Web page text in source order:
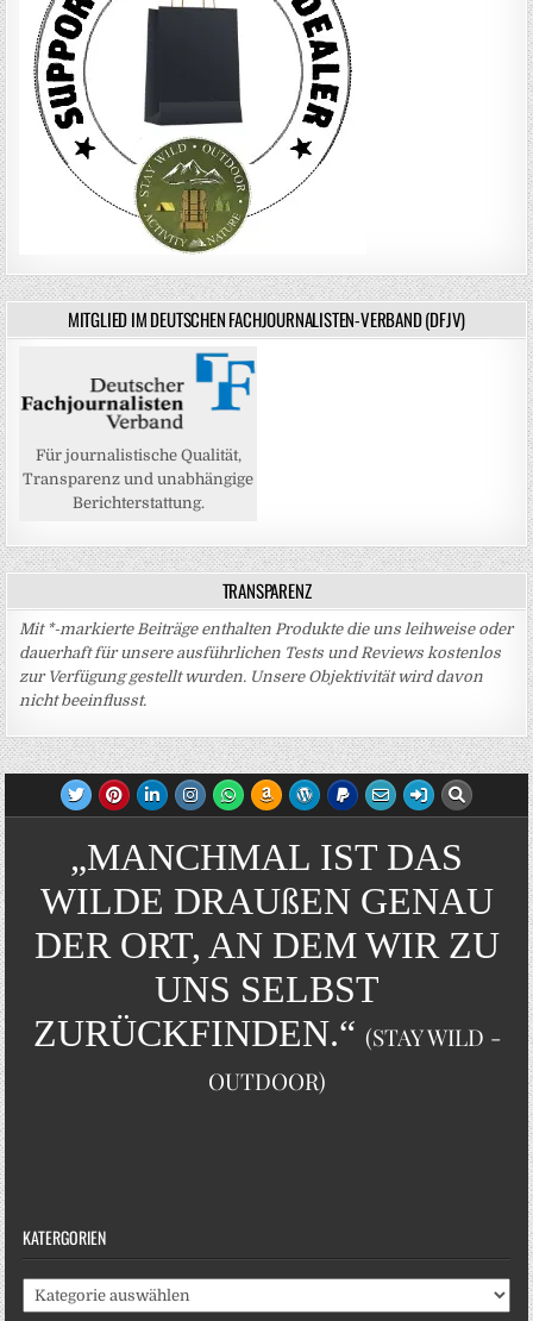
MITGLIED IM DEUTSCHEN FACHJOURNALISTEN-VERBAND (DFJV)
Für journalistische Qualität,
Transparenz und unabhängige
Berichterstattung.
TRANSPARENZ
Mit *-markierte Beiträge enthalten Produkte die uns leihweise oder
dauerhaft für unsere ausführlichen Tests und Reviews kostenlos
zur Verfügung gestellt wurden. Unsere Objektivität wird davon
nicht beeinflusst.
„MANCHMAL IST DAS
WILDE DRAUßEN GENAU
DER ORT, AN DEM WIR ZU
UNS SELBST
ZURÜCKFINDEN.“ (STAY WILD -
OUTDOOR)
KATERGORIEN
Katergorien